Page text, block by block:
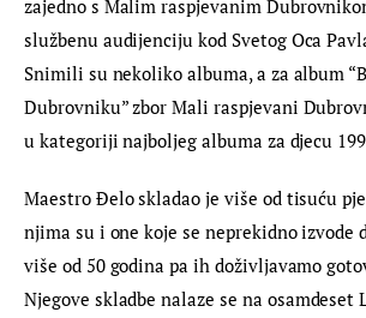
zajedno s Malim raspjevanim
službenu audijenciju kod Svetog Oca
Snimili su nekoliko albuma, a za album
Dubrovniku” zbor Mali raspjevani
u kategoriji najboljeg albuma za djecu
Maestro Đelo skladao je više od tisuću
njima su i one koje se neprekidno izvode
više od 50 godina pa ih doživljavamo
Njegove skladbe nalaze se na osamdeset